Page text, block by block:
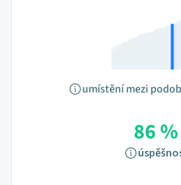
umístění mezi
86 %